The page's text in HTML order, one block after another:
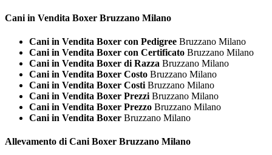
Cani in Vendita Boxer Bruzzano Milano
Cani in Vendita Boxer con Pedigree Bruzzano Milano
Cani in Vendita Boxer con Certificato Bruzzano Milano
Cani in Vendita Boxer di Razza Bruzzano Milano
Cani in Vendita Boxer Costo Bruzzano Milano
Cani in Vendita Boxer Costi Bruzzano Milano
Cani in Vendita Boxer Prezzi Bruzzano Milano
Cani in Vendita Boxer Prezzo Bruzzano Milano
Cani in Vendita Boxer Bruzzano Milano
Allevamento di Cani Boxer Bruzzano Milano